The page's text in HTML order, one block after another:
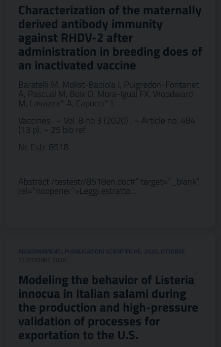
Characterization of the maternally
derived antibody immunity
against RHDV-2 after
administration in breeding does of
an inactivated vaccine
Baratelli M, Molist-Badiola J, Puigredon-Fontanet
A, Pascual M, Boix O, Mora-Igual FX, Woodward
M, Lavazza° A, Capucci° L
Vaccines . – Vol. 8 no 3 (2020) . – Article no. 484
(13 p). – 25 bib ref
Nr. Estr. 8518
Abstract /testestr/8518en.doc#” target=”_blank”
rel=”noopener”>Leggi estratto…
AGGIORNAMENTI, PUBBLICAZIONI SCIENTIFICHE, 2020, OTTOBRE
21 OTTOBRE 2020
Modeling the behavior of Listeria
innocua in Italian salami during
the production and high-pressure
validation of processes for
exportation to the U.S.